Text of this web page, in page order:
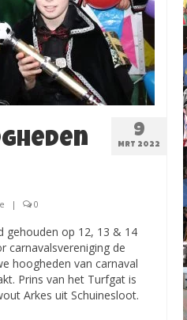
9
MRT 2022
| 0
gehouden op 12, 13 & 14
carnavalsvereniging de
hoogheden van carnaval
Prins van het Turfgat is
Arkes uit Schuinesloot.